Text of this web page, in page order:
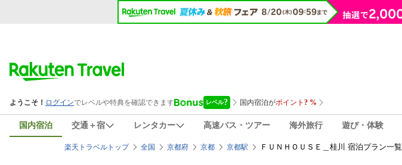
国内宿泊 交通＋宿 レンタカー 高速バス・ツアー 海外旅行 遊び・体験
楽天トラベルトップ 全国 京都府 京都 京都駅 ＦＵＮＨＯＵＳＥ＿桂川 宿泊プラン一覧